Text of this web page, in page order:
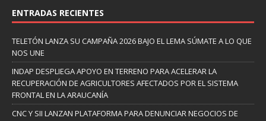
ENTRADAS RECIENTES
TELETÓN LANZA SU CAMPAÑA 2026 BAJO EL LEMA SÚMATE A LO QUE
NOS UNE
INDAP DESPLIEGA APOYO EN TERRENO PARA ACELERAR LA
RECUPERACIÓN DE AGRICULTORES AFECTADOS POR EL SISTEMA
FRONTAL EN LA ARAUCANÍA
CNC Y SII LANZAN PLATAFORMA PARA DENUNCIAR NEGOCIOS DE